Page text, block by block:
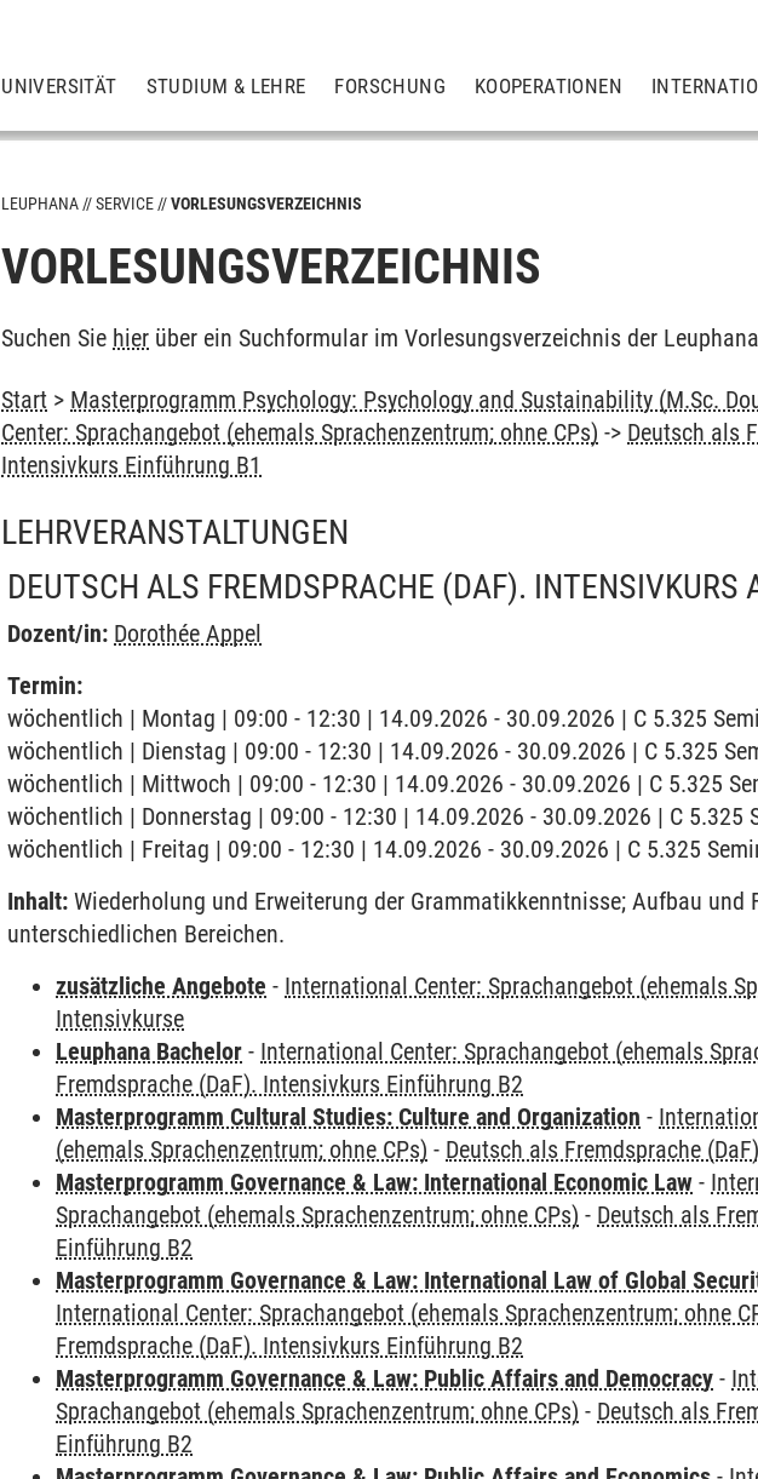
UNIVERSITÄT STUDIUM & LEHRE FORSCHUNG KOOPERATIONEN
LEUPHANA SERVICE VORLESUNGSVERZEICHNIS
VORLESUNGSVERZEICHNIS
Suchen Sie hier über ein Suchformular im Vorlesungsverzeichnis der
Start > Masterprogramm Psychology: Psychology and Sustainability (M.Sc.
Center: Sprachangebot (ehemals Sprachenzentrum; ohne CPs) -> Deutsch als
Intensivkurs Einführung B1
LEHRVERANSTALTUNGEN
DEUTSCH ALS FREMDSPRACHE (DAF). INTENSIVKURS
Dozent/in: Dorothée Appel
Termin:
wöchentlich | Montag | 09:00 - 12:30 | 14.09.2026 - 30.09.2026 | C 5.325
wöchentlich | Dienstag | 09:00 - 12:30 | 14.09.2026 - 30.09.2026 | C 5.325
wöchentlich | Mittwoch | 09:00 - 12:30 | 14.09.2026 - 30.09.2026 | C 5.325
wöchentlich | Donnerstag | 09:00 - 12:30 | 14.09.2026 - 30.09.2026 | C 5.325
wöchentlich | Freitag | 09:00 - 12:30 | 14.09.2026 - 30.09.2026 | C 5.325
Inhalt: Wiederholung und Erweiterung der Grammatikkenntnisse; Aufbau und
unterschiedlichen Bereichen.
zusätzliche Angebote - International Center: Sprachangebot (ehemals
Intensivkurse
Leuphana Bachelor - International Center: Sprachangebot (ehemals
Fremdsprache (DaF). Intensivkurs Einführung B2
Masterprogramm Cultural Studies: Culture and Organization -
(ehemals Sprachenzentrum; ohne CPs) - Deutsch als Fremdsprache
Masterprogramm Governance & Law: International Economic Law -
Sprachangebot (ehemals Sprachenzentrum; ohne CPs) - Deutsch als
Einführung B2
Masterprogramm Governance & Law: International Law of Global
International Center: Sprachangebot (ehemals Sprachenzentrum; ohne
Fremdsprache (DaF). Intensivkurs Einführung B2
Masterprogramm Governance & Law: Public Affairs and Democracy -
Sprachangebot (ehemals Sprachenzentrum; ohne CPs) - Deutsch als
Einführung B2